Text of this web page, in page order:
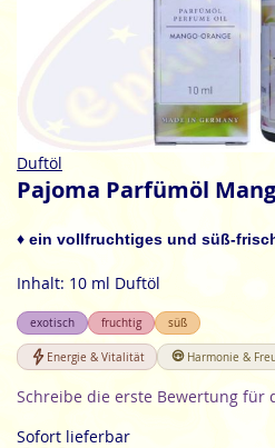
Zum
Anfang
Bildgalerie
springen
Duftöl
Pajoma Parfümöl
♦ ein vollfruchtiges und süß-
Inhalt: 10 ml Duftöl
exotisch fruchtig süß
Energie & Vitalität Harmonie &
Schreibe die erste Bewertung für
Sofort lieferbar